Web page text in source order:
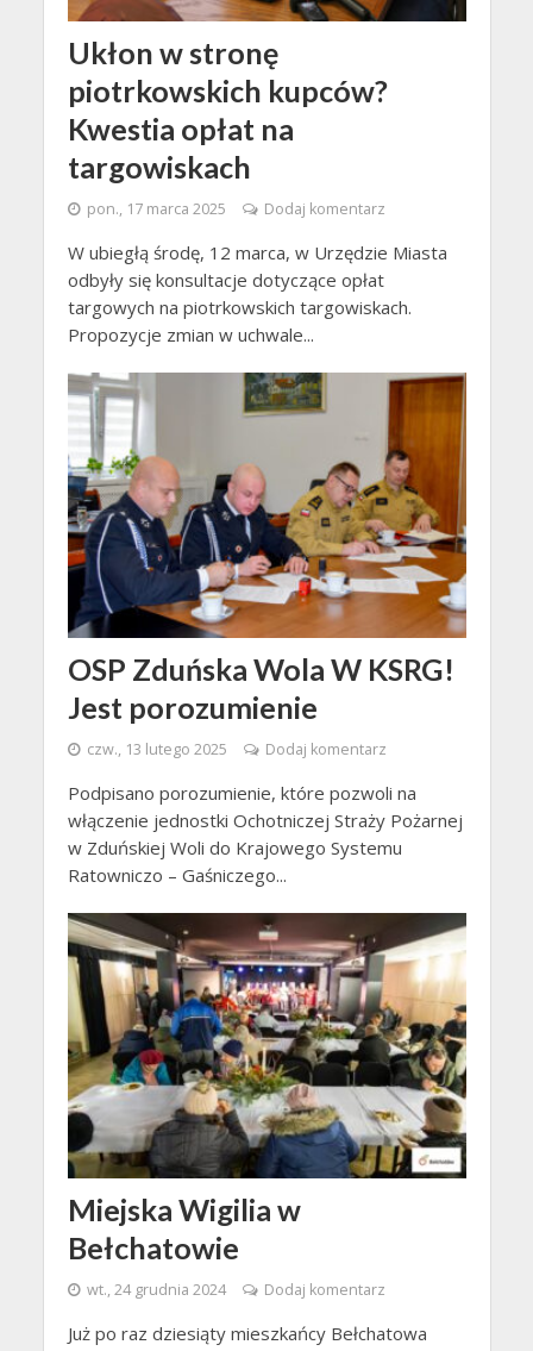
Ukłon w stronę
piotrkowskich kupców?
Kwestia opłat na
targowiskach
pon., 17 marca 2025 Dodaj komentarz
W ubiegłą środę, 12 marca, w Urzędzie Miasta
odbyły się konsultacje dotyczące opłat
targowych na piotrkowskich targowiskach.
Propozycje zmian w uchwale...
OSP Zduńska Wola W KSRG!
Jest porozumienie
czw., 13 lutego 2025 Dodaj komentarz
Podpisano porozumienie, które pozwoli na
włączenie jednostki Ochotniczej Straży Pożarnej
w Zduńskiej Woli do Krajowego Systemu
Ratowniczo – Gaśniczego...
Miejska Wigilia w
Bełchatowie
wt., 24 grudnia 2024 Dodaj komentarz
Już po raz dziesiąty mieszkańcy Bełchatowa